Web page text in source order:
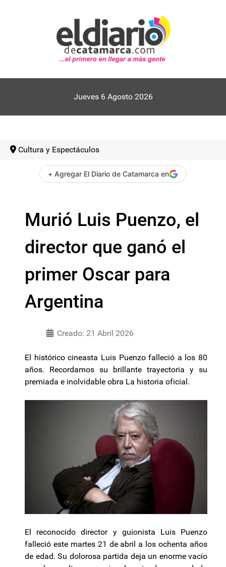
Jueves 6 Agosto 2026
Cultura y Espectáculos
+ Agregar El Diario de Catamarca en
Murió Luis Puenzo, el
director que ganó el
primer Oscar para
Argentina
Creado: 21 Abril 2026
El histórico cineasta Luis Puenzo falleció a los 80
años. Recordamos su brillante trayectoria y su
premiada e inolvidable obra La historia oficial.
El reconocido director y guionista Luis Puenzo
falleció este martes 21 de abril a los ochenta años
de edad. Su dolorosa partida deja un enorme vacío